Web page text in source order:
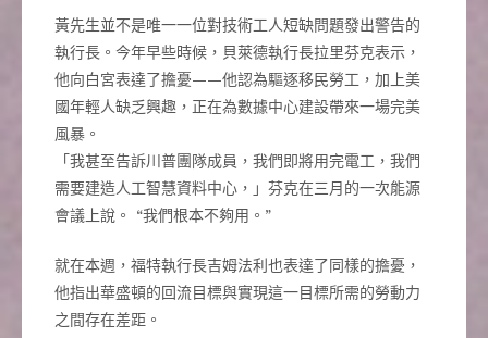
黃先生並不是唯一一位對技術工人短缺問題發出警告的
執行長。今年早些時候，貝萊德執行長拉里芬克表示，
他向白宮表達了擔憂——他認為驅逐移民勞工，加上美
國年輕人缺乏興趣，正在為數據中心建設帶來一場完美
風暴。
「我甚至告訴川普團隊成員，我們即將用完電工，我們
需要建造人工智慧資料中心，」芬克在三月的一次能源
會議上說。 “我們根本不夠用。”
就在本週，福特執行長吉姆法利也表達了同樣的擔憂，
他指出華盛頓的回流目標與實現這一目標所需的勞動力
之間存在差距。